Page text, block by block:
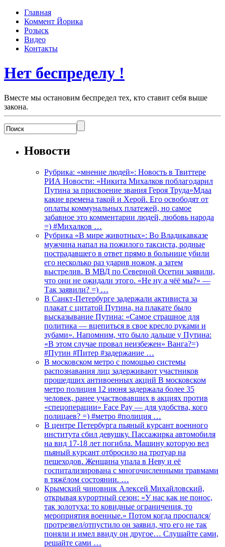
Главная
Коммент Йорика
Розыск
Видео
Контакты
Нет беспределу !
Вместе мы остановим беспредел тех, кто ставит себя выше
закона.
Новости
Рубрика: «мнение людей»: Новость в Твиттере
РИА Новости: «Никита Михалков поблагодарил
Путина за присвоение звания Героя Труда»Мдаа
какие времена такой и Херой. Его освободят от
оплаты коммунальных платежей, но самое
забавное это комментарии людей, любовь народа
=) #Михалков …
Рубрика «В мире животных»: Во Владикавказе
мужчина напал на пожилого таксиста, родные
пострадавшего в ответ прямо в больнице убили
его несколько раз ударив ножом, а затем
выстрелив. В МВД по Северной Осетии заявили,
что они не ожидали этого. «Не ну а чёё мы?» —
Так заявили? =) …
В Санкт-Петербурге задержали активиста за
плакат с цитатой Путина, на плакате было
высказывание Путина: «Самое страшное для
политика — вцепиться в свое кресло руками и
зубами». Напомним, что было дальше у Путина:
«В этом случае провал неизбежен» Ванга?=)
#Путин #Питер #задержание …
В московском метро с помощью системы
распознавания лиц задерживают участников
прошедших антивоенных акций В московском
метро полиция 12 июня задержала более 35
человек, ранее участвовавших в акциях против
«спецоперации» Face Pay — для удобства, кого
полицаев? =) #метро #полиция …
В центре Петербурга пьяный курсант военного
института сбил девушку. Пассажирка автомобиля
на вид 17-18 лет погибла. Машину которую вел
пьяный курсант отбросило на тротуар на
пешеходов. Женщина упала в Неву и её
госпитализирована с многочисленными травмами
в тяжёлом состоянии. …
Крымский чиновник Алексей Михайловский,
открывая курортный сезон: «У нас как не понос,
так золотуха: то ковидные ограничения, то
мероприятия военные.» Потом когда проспался/
протрезвел/отпустило он заявил, что его не так
поняли и имел ввиду он другое… Слушайте сами,
решайте сами …